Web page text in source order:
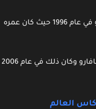
أصغر لاعب فاز بالجائزة هو رونالدو في عام 1996 حيث كان عمره
أكبر لاعب فاز بالجائزة هو فابيو كانافارو وكان ذلك في عام 2006
العالم